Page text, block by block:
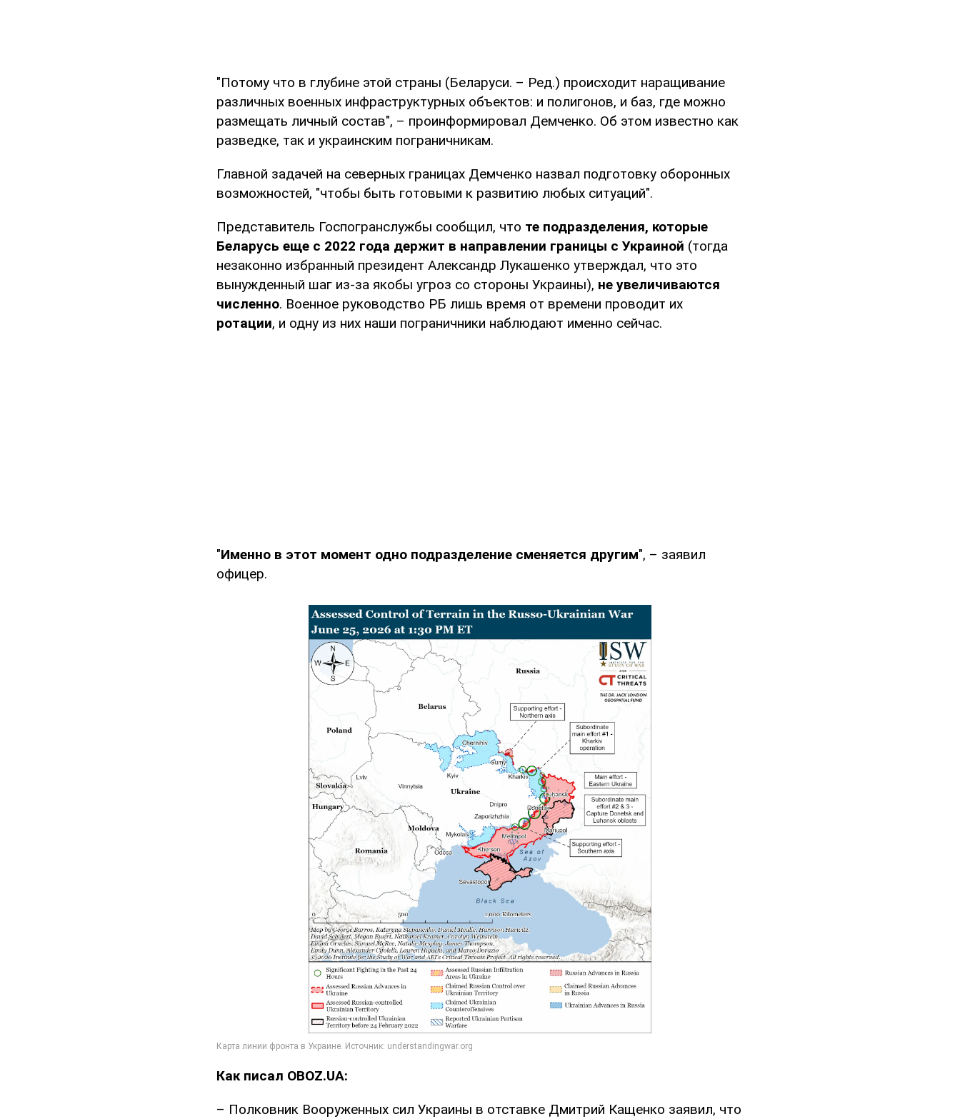
"Потому что в глубине этой страны (Беларуси. – Ред.) происходит наращивание
различных военных инфраструктурных объектов: и полигонов, и баз, где можно
размещать личный состав", – проинформировал Демченко. Об этом известно как
разведке, так и украинским пограничникам.
Главной задачей на северных границах Демченко назвал подготовку оборонных
возможностей, "чтобы быть готовыми к развитию любых ситуаций".
Представитель Госпогранслужбы сообщил, что те подразделения, которые
Беларусь еще с 2022 года держит в направлении границы с Украиной (тогда
незаконно избранный президент Александр Лукашенко утверждал, что это
вынужденный шаг из-за якобы угроз со стороны Украины), не увеличиваются
численно. Военное руководство РБ лишь время от времени проводит их
ротации, и одну из них наши пограничники наблюдают именно сейчас.
"Именно в этот момент одно подразделение сменяется другим", – заявил
офицер.
Как писал OBOZ.UA:
– Полковник Вооруженных сил Украины в отставке Дмитрий Кащенко заявил, что